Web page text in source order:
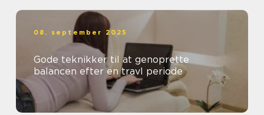
08. september 2025
Gode teknikker til at genoprette
balancen efter en travl periode